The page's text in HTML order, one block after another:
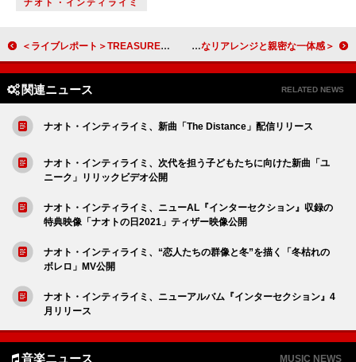
ナオト・インティライミ
＜ライブレポート＞TREASURE、圧倒的なパフォーマンスとジャンルレスな音楽を響かせたファンコンサート埼玉公演 ＜ライブレポート＞鞘師里保、3年連続となるビルボードライブ公演 多彩なリアレンジと親密な一体感
関連ニュース RELATED NEWS
ナオト・インティライミ、新曲「The Distance」配信リリース
ナオト・インティライミ、次代を担う子どもたちに向けた新曲「ユ
ニーク」リリックビデオ公開
ナオト・インティライミ、ニューAL『インターセクション』収録の
特典映像「ナオトの日2021」ティザー映像公開
ナオト・インティライミ、“恋人たちの群像と冬”を描く「冬枯れの
ボレロ」MV公開
ナオト・インティライミ、ニューアルバム『インターセクション』4
月リリース
音楽ニュース MUSIC NEWS